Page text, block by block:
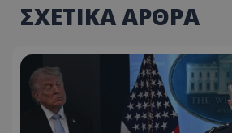
ΣΧΕΤΙΚΑ ΑΡΘΡΑ